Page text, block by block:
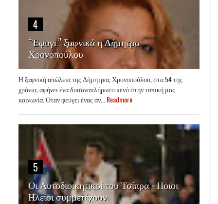
4
“Έφυγε” ξαφνικά η Δήμητρα
Χρονοπούλου
Η ξαφνική απώλεια της Δήμητρας Χρονοπούλου, στα 54 της
χρόνια, αφήνει ένα δυσαναπλήρωτο κενό στην τοπική μας
κοινωνία. Όταν φεύγει ένας άν... Readmore
5
Οι Αυτοδιοικητικοί του Τσίπρα - Ποιοι
Ηλείοι συμμετέχουν